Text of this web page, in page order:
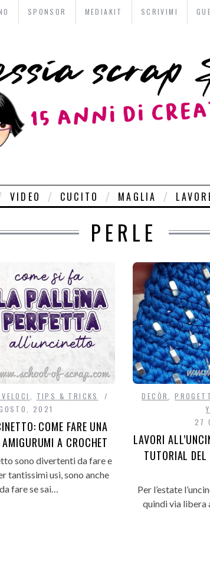
SPONSOR MEDIAKIT SCRIVIMI
VIDEO CUCITO MAGLIA
PERLE
TIPS & TRICKS
2021
COME FARE UNA
AMIGURUMI A CROCHET
sono divertenti da fare e
tantissimi usi, sono anche
fare se sai…
DECÒR ,
27
LAVORI
TUTORIAL
Per l’estate
quindi via libera